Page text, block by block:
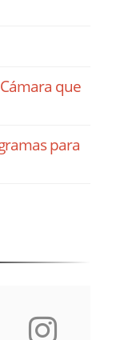
que
para